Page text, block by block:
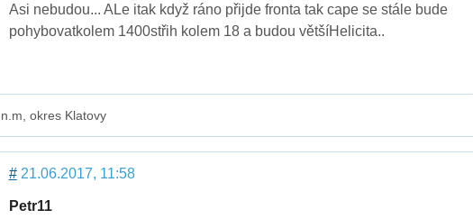
Asi nebudou... ALe itak když ráno přijde fronta tak cape se stále bude
pohybovatkolem 1400střih kolem 18 a budou většíHelicita..
okres Klatovy
#21.06.2017, 11:58
Petr11